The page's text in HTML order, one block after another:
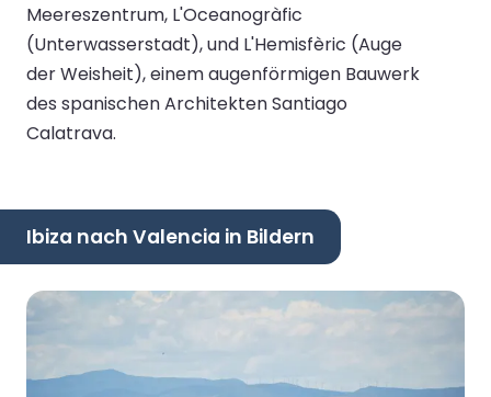
Meereszentrum, L'Oceanogràfic
(Unterwasserstadt), und L'Hemisfèric (Auge
der Weisheit), einem augenförmigen Bauwerk
des spanischen Architekten Santiago
Calatrava.
Ibiza nach Valencia in Bildern